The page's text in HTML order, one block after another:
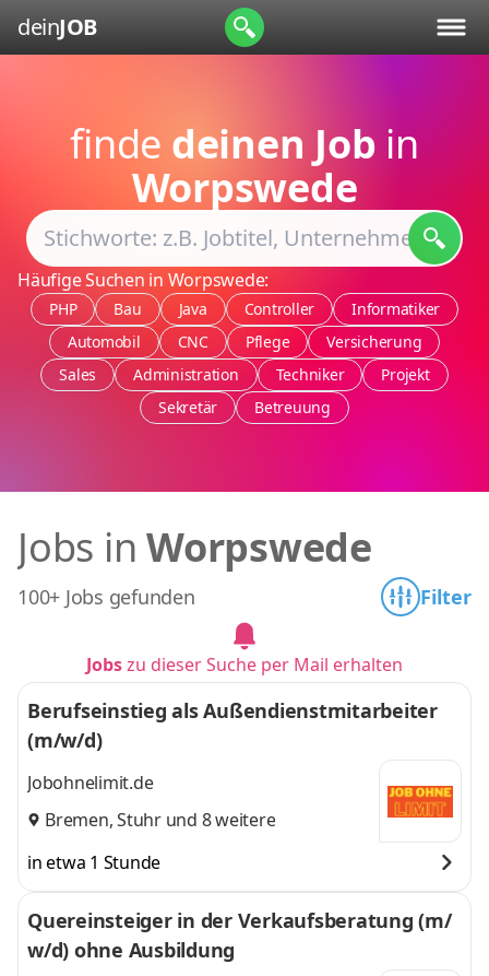
deinJOB
finde deinen Job in
Worpswede
Häufige Suchen in Worpswede:
PHP Bau Java Controller
Informatiker
Automobil
CNC Pflege
Versicherung
Sales
Administration Techniker
Projekt
Sekretär
Betreuung
Jobs in Worpswede
100+ Jobs gefunden Filter
Jobszu dieser Suche per Mail erhalten
Berufseinstieg als Außendienstmitarbeiter
(m/w/d)
Jobohnelimit.de
Bremen,Stuhrund 8 weitere
in etwa 1 Stunde
Quereinsteiger in der Verkaufsberatung (m/
w/d) ohne Ausbildung